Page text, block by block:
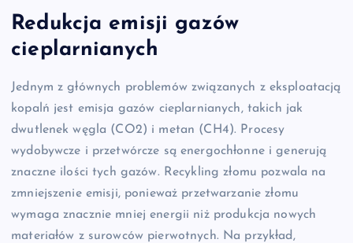
Redukcja emisji gazów
cieplarnianych
Jednym z głównych problemów związanych z eksploatacją
kopalń jest emisja gazów cieplarnianych, takich jak
dwutlenek węgla (CO2) i metan (CH4). Procesy
wydobywcze i przetwórcze są energochłonne i generują
znaczne ilości tych gazów. Recykling złomu pozwala na
zmniejszenie emisji, ponieważ przetwarzanie złomu
wymaga znacznie mniej energii niż produkcja nowych
materiałów z surowców pierwotnych. Na przykład,